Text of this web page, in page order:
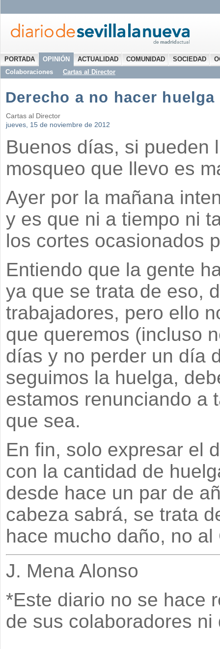
PORTADA
OPINIÓN
Colaboraciones
Cartas al Director
ACTUALIDAD COMUNIDAD SOCIEDAD
Derecho a no hacer huelga
Cartas al Director
jueves, 15 de noviembre de 2012
Buenos días, si pueden
mosqueo que llevo es
Ayer por la mañana
y es que ni a tiempo ni
los cortes ocasionados
Entiendo que la gente
ya que se trata de eso,
trabajadores, pero ello
que queremos (incluso
días y no perder un día
seguimos la huelga,
estamos renunciando a
que sea.
En fin, solo expresar el
con la cantidad de
desde hace un par de
cabeza sabrá, se trata
hace mucho daño, no
J. Mena Alonso
*Este diario no se hace
de sus colaboradores